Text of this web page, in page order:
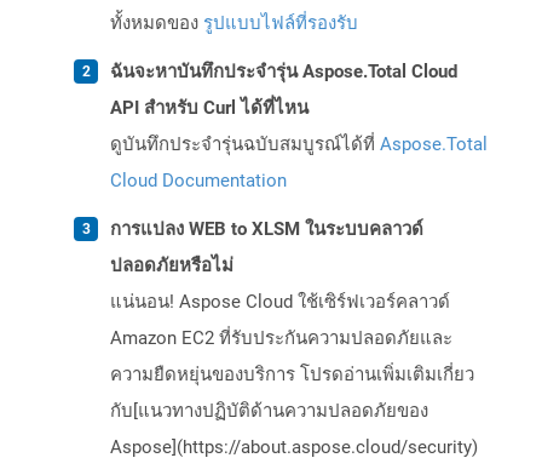
ทั้งหมดของ รูปแบบไฟล์ที่รองรับ
ฉันจะหาบันทึกประจำรุ่น Aspose.Total Cloud
API สำหรับ Curl ได้ที่ไหน
ดูบันทึกประจำรุ่นฉบับสมบูรณ์ได้ที่ Aspose.Total
Cloud Documentation
การแปลง WEB to XLSM ในระบบคลาวด์
ปลอดภัยหรือไม่
แน่นอน! Aspose Cloud ใช้เซิร์ฟเวอร์คลาวด์
Amazon EC2 ที่รับประกันความปลอดภัยและ
ความยืดหยุ่นของบริการ โปรดอ่านเพิ่มเติมเกี่ยว
กับ[แนวทางปฏิบัติด้านความปลอดภัยของ
Aspose](https://about.aspose.cloud/security)